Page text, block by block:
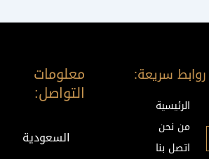
روابط سريعة:
الرئيسية
من نحن
اتصل بنا
معلومات
التواصل:
السعودية